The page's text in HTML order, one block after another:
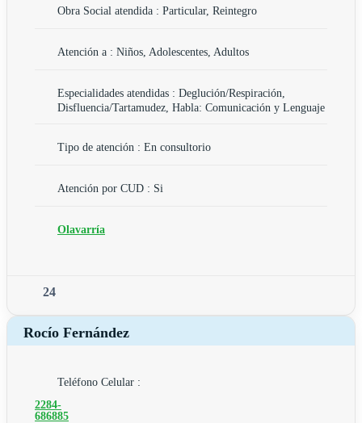
Obra Social atendida : Particular, Reintegro
Atención a : Niños, Adolescentes, Adultos
Especialidades atendidas : Deglución/Respiración,
Disfluencia/Tartamudez, Habla: Comunicación y Lenguaje
Tipo de atención : En consultorio
Atención por CUD : Si
Olavarría
24
Rocío Fernández
Teléfono Celular :
2284-
686885